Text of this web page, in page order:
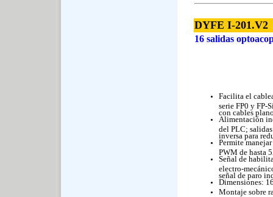
DYFE I-201.V2
16 salidas
Facilita el
serie FP0 y FP-
con cables
Alimentación
del PLC;
inversa para
Permite
PWM de hasta
Señal de
electro-
señal de paro
Dimensiones:
Montaje sobre